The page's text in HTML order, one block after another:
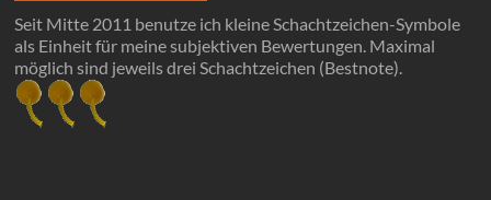
Seit Mitte 2011 benutze ich kleine Schachtzeichen-Symbole
als Einheit für meine subjektiven Bewertungen. Maximal
möglich sind jeweils drei Schachtzeichen (Bestnote).